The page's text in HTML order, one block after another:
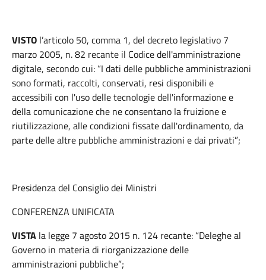
VISTO l’articolo 50, comma 1, del decreto legislativo 7
marzo 2005, n. 82 recante il Codice dell'amministrazione
digitale, secondo cui: “I dati delle pubbliche amministrazioni
sono formati, raccolti, conservati, resi disponibili e
accessibili con l'uso delle tecnologie dell'informazione e
della comunicazione che ne consentano la fruizione e
riutilizzazione, alle condizioni fissate dall'ordinamento, da
parte delle altre pubbliche amministrazioni e dai privati”;
Presidenza del Consiglio dei Ministri
CONFERENZA UNIFICATA
VISTA la legge 7 agosto 2015 n. 124 recante: “Deleghe al
Governo in materia di riorganizzazione delle
amministrazioni pubbliche”;